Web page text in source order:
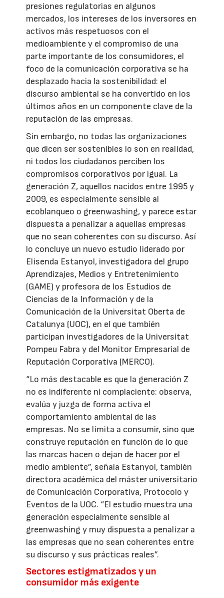
presiones regulatorias en algunos
mercados, los intereses de los inversores en
activos más respetuosos con el
medioambiente y el compromiso de una
parte importante de los consumidores, el
foco de la comunicación corporativa se ha
desplazado hacia la sostenibilidad: el
discurso ambiental se ha convertido en los
últimos años en un componente clave de la
reputación de las empresas.
Sin embargo, no todas las organizaciones
que dicen ser sostenibles lo son en realidad,
ni todos los ciudadanos perciben los
compromisos corporativos por igual. La
generación Z, aquellos nacidos entre 1995 y
2009, es especialmente sensible al
ecoblanqueo o greenwashing, y parece estar
dispuesta a penalizar a aquellas empresas
que no sean coherentes con su discurso. Así
lo concluye un nuevo estudio liderado por
Elisenda Estanyol, investigadora del grupo
Aprendizajes, Medios y Entretenimiento
(GAME) y profesora de los Estudios de
Ciencias de la Información y de la
Comunicación de la Universitat Oberta de
Catalunya (UOC), en el que también
participan investigadores de la Universitat
Pompeu Fabra y del Monitor Empresarial de
Reputación Corporativa (MERCO).
“Lo más destacable es que la generación Z
no es indiferente ni complaciente: observa,
evalúa y juzga de forma activa el
comportamiento ambiental de las
empresas. No se limita a consumir, sino que
construye reputación en función de lo que
las marcas hacen o dejan de hacer por el
medio ambiente”, señala Estanyol, también
directora académica del máster universitario
de Comunicación Corporativa, Protocolo y
Eventos de la UOC. “El estudio muestra una
generación especialmente sensible al
greenwashing y muy dispuesta a penalizar a
las empresas que no sean coherentes entre
su discurso y sus prácticas reales”.
Sectores estigmatizados y un
consumidor más exigente